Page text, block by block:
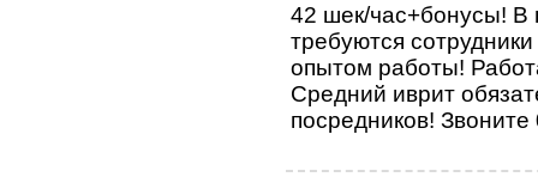
42 шек/час+бонусы! В
требуются
опытом работы!
Средний иврит
посредников!